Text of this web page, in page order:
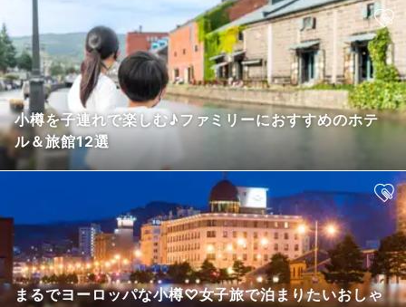
小樽を子連れで楽しむ♪ファミリーにおすすめのホテ
ル＆旅館12選
まるでヨーロッパな小樽♡女子旅で泊まりたいおしゃ